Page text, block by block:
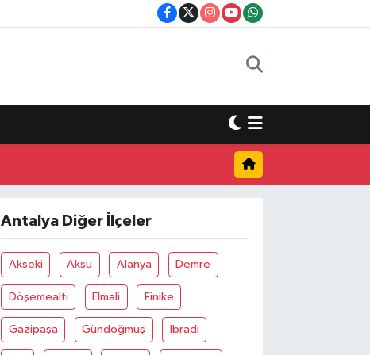
Antalya Diğer İlçeler
Akseki Aksu Alanya Demre
Döşemealti Elmali Finike
Gazipaşa Gündoğmuş İbradi